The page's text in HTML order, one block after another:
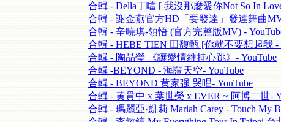
合輯 - Della丁噹 [ 我沒那麼愛你Not So In
合輯 - 謝金燕官方HD「要發達」發達舞曲
合輯 - 辛曉琪-領悟 (官方完整版MV) -
合輯 - HEBE TIEN 田馥甄 [你就不要想起我 -
合輯 - 陶晶瑩 《讓愛情維持心跳》- YouTube
合輯 -BEYOND - 海闊天空- YouTube
合輯 - BEYOND 黄家强 哭唱- YouTube
合輯 - 黄貫中 x 葉世榮 x EVER ~ 阿博二世-
合輯 - 瑪麗亞·凱莉 Mariah Carey - Touch My